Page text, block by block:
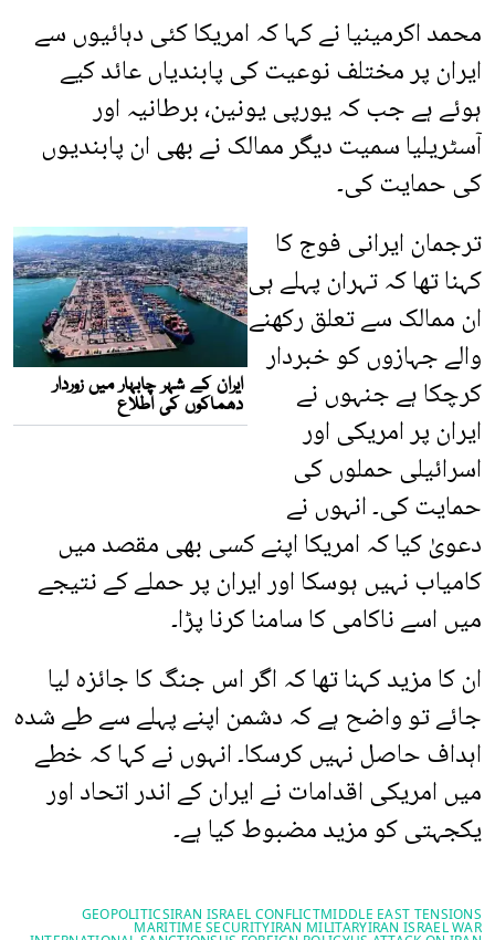
محمد اکرمینیا نے کہا کہ امریکا کئی دہائیوں سے
ایران پر مختلف نوعیت کی پابندیاں عائد کیے
ہوئے ہے جب کہ یورپی یونین، برطانیہ اور
آسٹریلیا سمیت دیگر ممالک نے بھی ان پابندیوں
کی حمایت کی۔
ترجمان ایرانی فوج کا
کہنا تھا کہ تہران پہلے ہی
ان ممالک سے تعلق رکھنے
والے جہازوں کو خبردار
کرچکا ہے جنہوں نے
ایران پر امریکی اور
اسرائیلی حملوں کی
حمایت کی۔ انہوں نے
دعویٰ کیا کہ امریکا اپنے کسی بھی مقصد میں
کامیاب نہیں ہوسکا اور ایران پر حملے کے نتیجے
میں اسے ناکامی کا سامنا کرنا پڑا۔
ان کا مزید کہنا تھا کہ اگر اس جنگ کا جائزہ لیا
جائے تو واضح ہے کہ دشمن اپنے پہلے سے طے شدہ
اہداف حاصل نہیں کرسکا۔ انہوں نے کہا کہ خطے
میں امریکی اقدامات نے ایران کے اندر اتحاد اور
یکجہتی کو مزید مضبوط کیا ہے۔
MIDDLE EAST TENSIONS
IRAN ISRAEL CONFLICT
GEOPOLITICS
IRAN ISRAEL WAR
IRAN MILITARY
MARITIME SECURITY